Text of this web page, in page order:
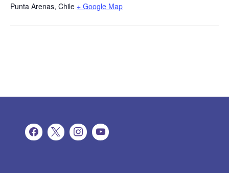
Punta Arenas, Chile + Google Map